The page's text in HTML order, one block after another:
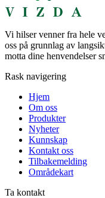
Vi hilser venner fra hele
oss ​​på grunnlag av
motta dine henvendelser
Rask navigering
Hjem
Om oss
Produkter
Nyheter
Kunnskap
Kontakt oss
Tilbakemelding
Områdekart
Ta kontakt